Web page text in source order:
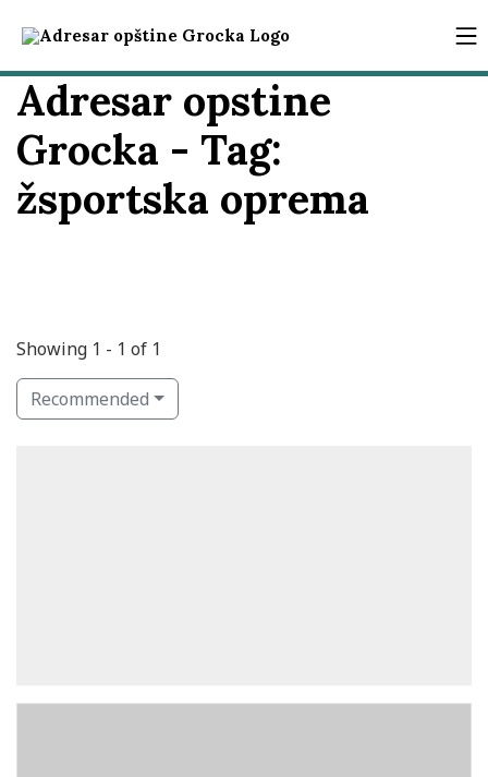
Adresar opstine
Grocka - Tag:
žsportska oprema
Showing 1 - 1 of 1
Recommended